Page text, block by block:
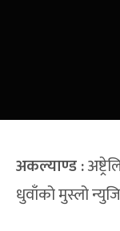
अकल्याण्ड :
धुवाँको मुस्लो